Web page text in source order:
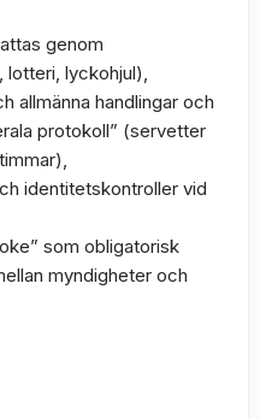
genom
lotteri, lyckohjul),
allmänna handlingar och
protokoll” (servetter
identitetskontroller vid
som obligatorisk
myndigheter och